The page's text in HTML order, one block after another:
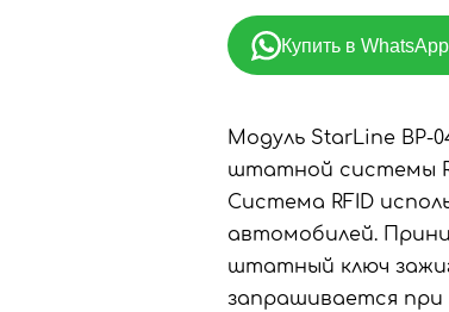
Купить в WhatsApp
Модуль StarLine BP-
штатной системы
Система RFID
автомобилей.
штатный ключ
запрашивается при